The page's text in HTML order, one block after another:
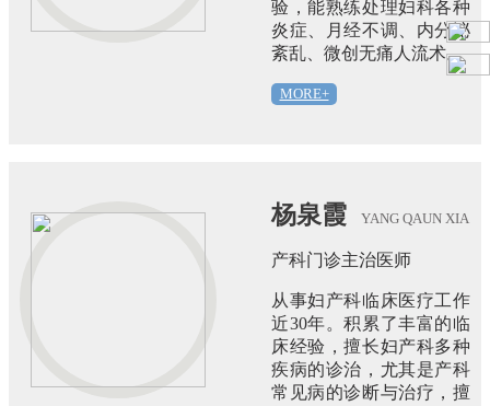
验，能熟练处理妇科各种
炎症、月经不调、内分泌
紊乱、微创无痛人流术。
MORE+
杨泉霞 YANG QAUN XIA
产科门诊主治医师
从事妇产科临床医疗工作
近30年。积累了丰富的临
床经验，擅长妇产科多种
疾病的诊治，尤其是产科
常见病的诊断与治疗，擅